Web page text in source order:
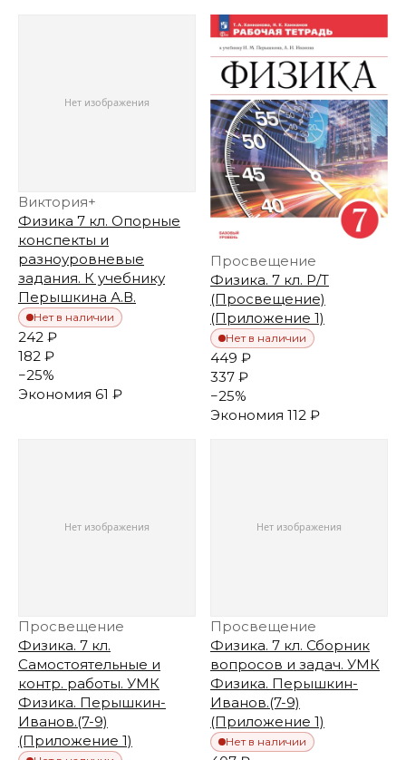
Виктория+
Физика 7 кл. Опорные
конспекты и
разноуровневые
задания. К учебнику
Перышкина А.В.
Нет в наличии
242 ₽
182 ₽
−25%
Экономия 61 ₽
Просвещение
Физика. 7 кл. Р/Т
(Просвещение)
(Приложение 1)
Нет в наличии
449 ₽
337 ₽
−25%
Экономия 112 ₽
Просвещение
Физика. 7 кл.
Самостоятельные и
контр. работы. УМК
Физика. Перышкин-
Иванов.(7-9)
(Приложение 1)
Просвещение
Физика. 7 кл. Сборник
вопросов и задач. УМК
Физика. Перышкин-
Иванов.(7-9)
(Приложение 1)
Нет в наличии